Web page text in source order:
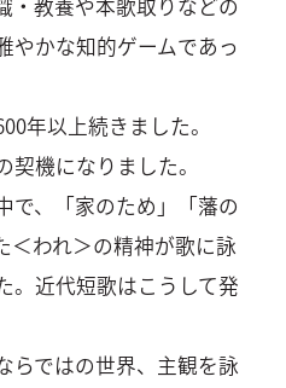
やかな知的ゲームであっ
年以上続きました。
機になりました。
で、「家のため」「藩の
＜われ＞の精神が歌に詠
。近代短歌はこうして発
らではの世界、主観を詠